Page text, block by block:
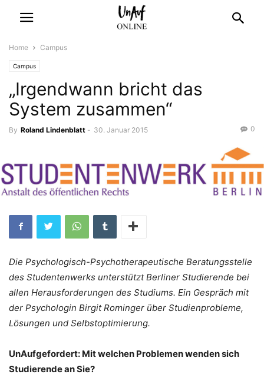
Home Campus
Campus
„Irgendwann bricht das
System zusammen“
By Roland Lindenblatt - 30. Januar 2015 0
Die Psychologisch-Psychotherapeutische Beratungsstelle
des Studentenwerks unterstützt Berliner Studierende bei
allen Herausforderungen des Studiums. Ein Gespräch mit
der Psychologin Birgit Rominger über Studienprobleme,
Lösungen und Selbstoptimierung.
UnAufgefordert: Mit welchen Problemen wenden sich
Studierende an Sie?